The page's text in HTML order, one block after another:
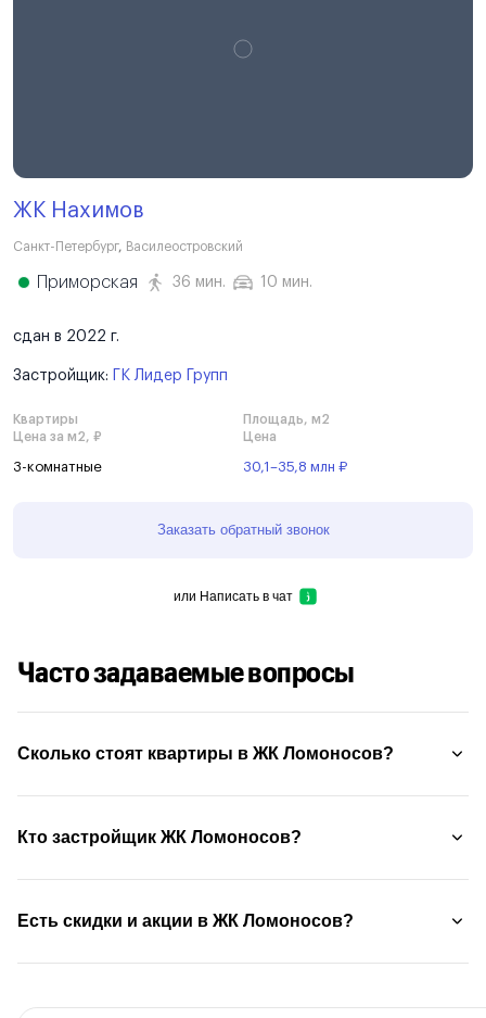
ЖК Нахимов
Санкт-Петербург, Василеостровский
Приморская 36 мин. 10 мин.
сдан в 2022 г.
Застройщик: ГК Лидер Групп
Квартиры
Площадь, м2
Цена за м2, ₽
Цена
3-комнатные 30,1–35,8 млн ₽
Заказать обратный звонок
или Написать в чат
Часто задаваемые вопросы
Сколько стоят квартиры в ЖК Ломоносов?
Кто застройщик ЖК Ломоносов?
Есть скидки и акции в ЖК Ломоносов?